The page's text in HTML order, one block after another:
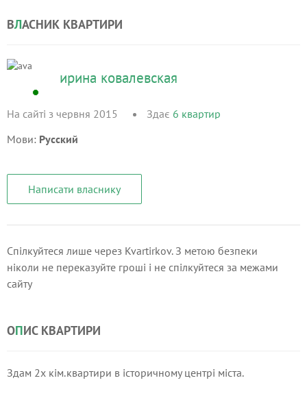
ВЛАСНИК КВАРТИРИ
ирина ковалевская
На сайті з червня 2015 Здає 6 квартир
Мови: Русский
Написати власнику
Спілкуйтеся лише через Kvartirkov. З метою безпеки
ніколи не переказуйте гроші і не спілкуйтеся за межами
сайту
ОПИС КВАРТИРИ
Здам 2х кім.квартири в історичному центрі міста.